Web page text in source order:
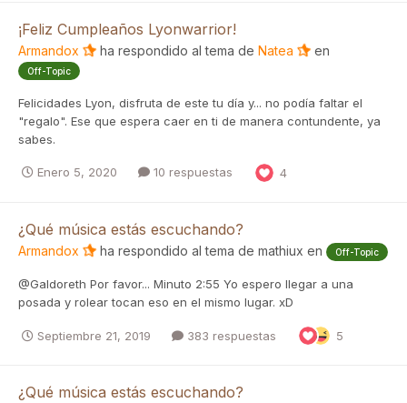
¡Feliz Cumpleaños Lyonwarrior!
Armandox ha respondido al tema de Natea en
Off-Topic
Felicidades Lyon, disfruta de este tu día y... no podía faltar el
"regalo". Ese que espera caer en ti de manera contundente, ya
sabes.
Enero 5, 2020 10 respuestas 4
¿Qué música estás escuchando?
Armandox ha respondido al tema de mathiux en Off-Topic
@Galdoreth Por favor... Minuto 2:55 Yo espero llegar a una
posada y rolear tocan eso en el mismo lugar. xD
Septiembre 21, 2019 383 respuestas 5
¿Qué música estás escuchando?